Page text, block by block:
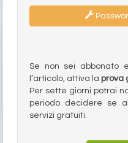
Se non sei abbonato
l’articolo, attiva la prova
Per sette giorni potrai
periodo decidere se
servizi gratuiti.